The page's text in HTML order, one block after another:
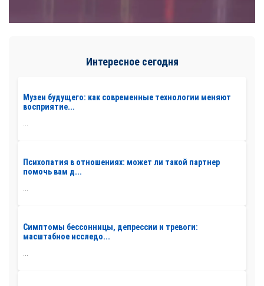
Интересное сегодня
Музеи будущего: как современные технологии меняют
восприятие...
...
Психопатия в отношениях: может ли такой партнер
помочь вам д...
...
Симптомы бессонницы, депрессии и тревоги:
масштабное исследо...